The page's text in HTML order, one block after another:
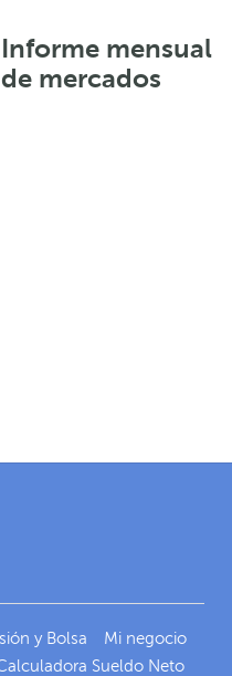
Informe mensual
de mercados
y Bolsa
Mi negocio
Sueldo Neto